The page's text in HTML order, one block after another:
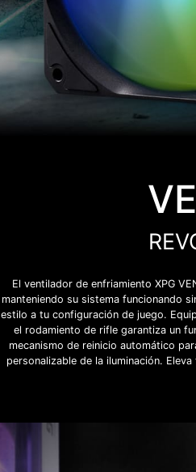
El ventilador de enfriamiento XPG
manteniendo su sistema funcionando
estilo a tu configuración de juego.
el rodamiento de rifle garantiza un
mecanismo de reinicio automático
personalizable de la iluminación.